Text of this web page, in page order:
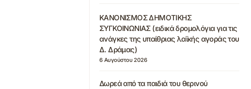
ΚΑΝΟΝΙΣΜΟΣ ΔΗΜΟΤΙΚΗΣ
ΣΥΓΚΟΙΝΩΝΙΑΣ (ειδικά δρομολόγια για τις
ανάγκες της υπαίθριας λαϊκής αγοράς του
Δ. Δράμας)
6 Αυγούστου 2026
Δωρεά από τα παιδιά του θερινού